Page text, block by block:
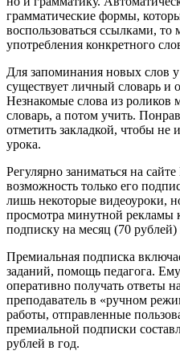
грамматические формы,
воспользоваться ссылками, то
употребления конкретного
Для запоминания новых слов у
существует личный словарь и
Незнакомые слова из роликов
словарь, а потом учить.
отметить закладкой, чтобы не
урока.
Регулярно заниматься на
возможность только его
лишь некоторые видеоуроки,
просмотра минутной
подписку на месяц (70
Премиальная подписка
заданий, помощь педагога.
оперативно получать ответы
преподаватель в «ручном
работы, отправленные
премиальной подписки
рублей в год.